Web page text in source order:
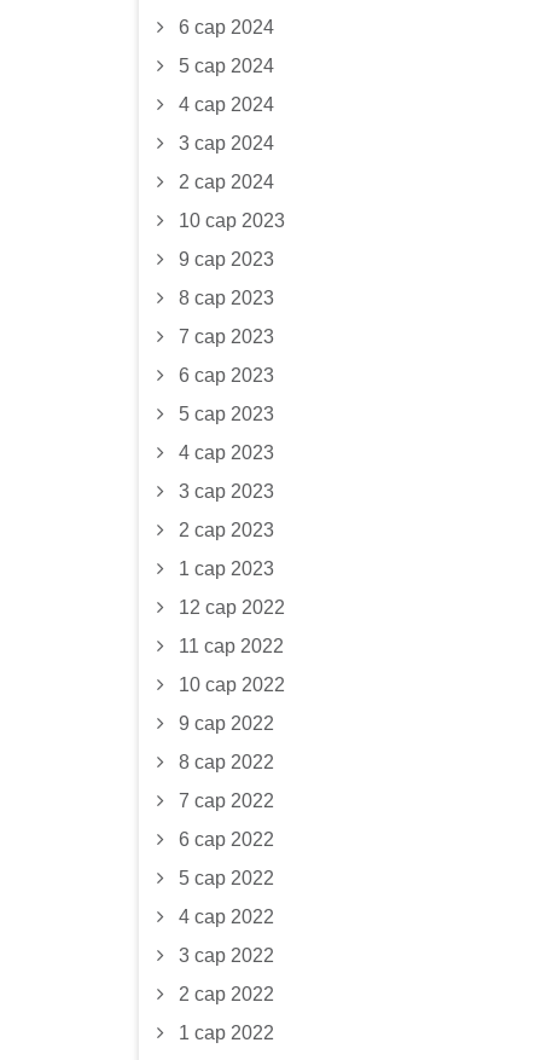
6 сар 2024
5 сар 2024
4 сар 2024
3 сар 2024
2 сар 2024
10 сар 2023
9 сар 2023
8 сар 2023
7 сар 2023
6 сар 2023
5 сар 2023
4 сар 2023
3 сар 2023
2 сар 2023
1 сар 2023
12 сар 2022
11 сар 2022
10 сар 2022
9 сар 2022
8 сар 2022
7 сар 2022
6 сар 2022
5 сар 2022
4 сар 2022
3 сар 2022
2 сар 2022
1 сар 2022